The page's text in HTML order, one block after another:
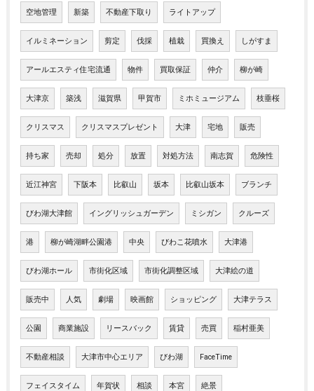
空地管理 新築 不動産下取り ライトアップ
イルミネーション 剪定 伐採 植栽 買換え しがすま
アールエスティ住宅流通 物件 買取保証 仲介 柳が崎
大津京 築浅 滋賀県 甲賀市 ミホミュージアム 枝垂桜
クリスマス クリスマスプレゼント 大津 宅地 販売
持ち家 売却 処分 放置 対処方法 南志賀 危険性
近江神宮 下阪本 比叡山 坂本 比叡山坂本 ブランチ
びわ湖大津館 イングリッシュガーデン ミシガン クルーズ
港 柳が崎湖畔公園港 中央 びわこ花噴水 大津港
びわ湖ホール 市街化区域 市街化調整区域 大津絵の道
販売中 人気 劇場 映画館 ショッピング 大津テラス
公園 商業施設 リースバック 賃貸 売買 稲村亜美
不動産相談 大津市中心エリア びわ湖 FaceTime
フェイスタイム 年賀状 相談 本宮 絶景